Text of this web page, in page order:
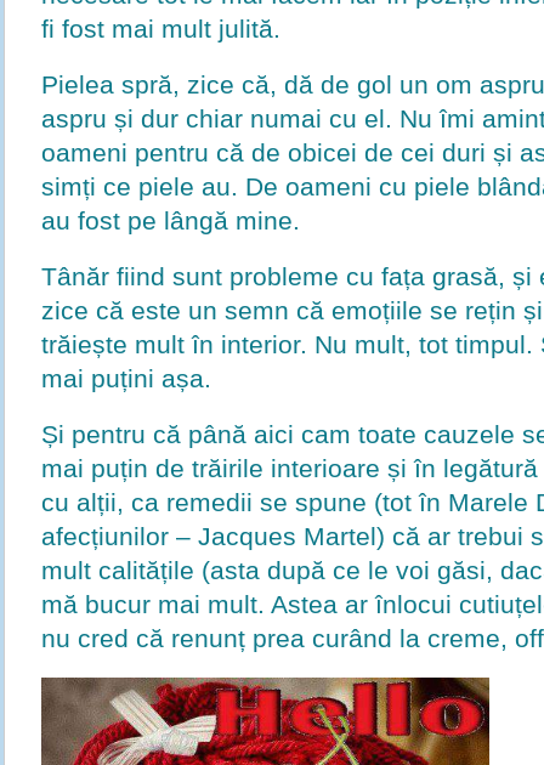
fi fost mai mult julită.
Pielea spră, zice că, dă de gol un om
aspru și dur chiar numai cu el. Nu îmi
oameni pentru că de obicei de cei duri și
simți ce piele au. De oameni cu piele
au fost pe lângă mine.
Tânăr fiind sunt probleme cu fața grasă, și
zice că este un semn că emoțiile se rețin
trăiește mult în interior. Nu mult, tot timpul.
mai puțini așa.
Și pentru că până aici cam toate cauzele
mai puțin de trăirile interioare și în
cu alții, ca remedii se spune (tot în Marele
afecțiunilor – Jacques Martel) că ar trebui
mult calitățile (asta după ce le voi găsi,
mă bucur mai mult. Astea ar înlocui
nu cred că renunț prea curând la creme,